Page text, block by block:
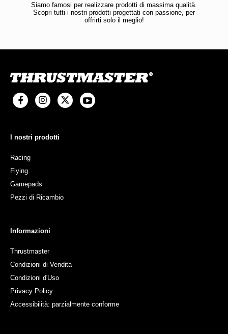
Siamo famosi per realizzare prodotti di massima qualità.
Scopri tutti i nostri prodotti progettati con passione, per
offrirti solo il meglio!
I nostri prodotti
Racing
Flying
Gamepads
Pezzi di Ricambio
Informazioni
Thrustmaster
Condizioni di Vendita
Condizioni d'Uso
Privacy Policy
Accessibilità: parzialmente conforme